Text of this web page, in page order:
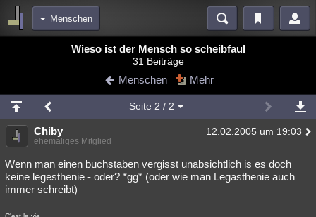
Menschen
Blogs
Chat Wiki Neuigkeiten
meine Rubriken
Menschen Mystery Kriminalfälle
Spiritualität Verschwörungen Technologie Ufologie
Natur Umfragen
Wieso ist der Mensch so scheibfaul
31 Beiträge
Menschen Mehr
Seite 2 / 2
Chiby 12.02.2005 um 19:03
ehemaliges Mitglied
Wenn man einen buchstaben vergisst unabsichtlich is es doch
keine legesthenie - oder? *gg* (oder wie man Legasthenie auch
immer schreibt)